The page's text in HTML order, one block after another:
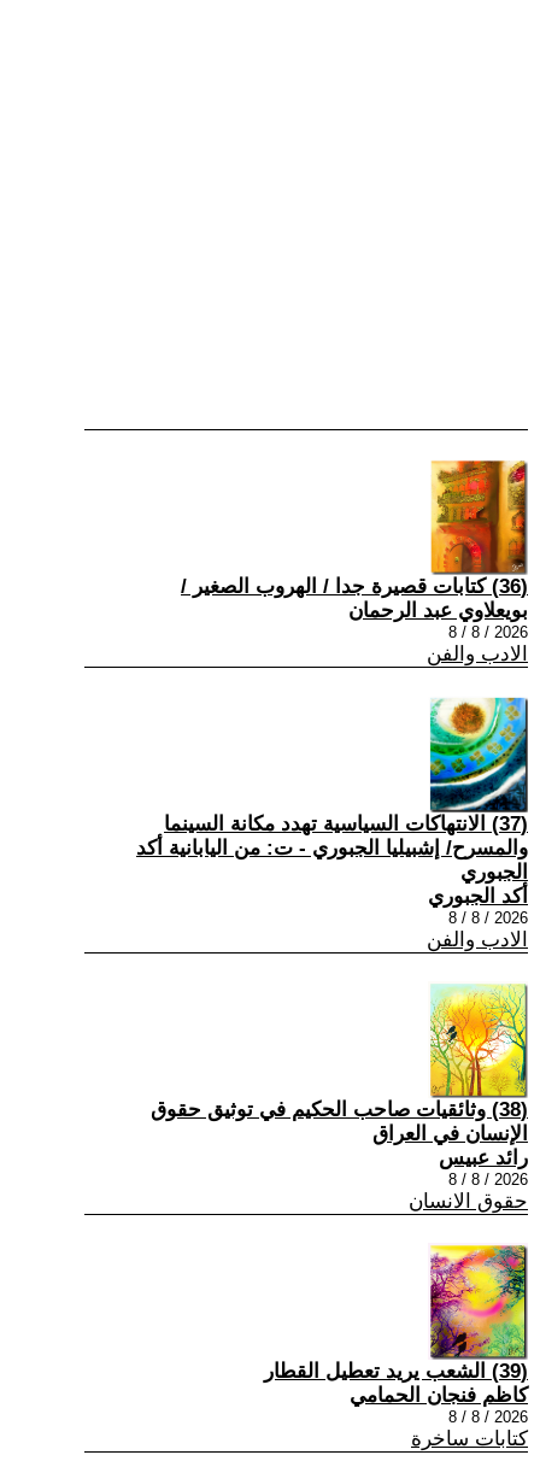
(36) كتابات قصيرة جدا / الهروب الصغير /
بويعلاوي عبد الرحمان
2026 / 8 / 8
الادب والفن
(37) الانتهاكات السياسية تهدد مكانة السينما
والمسرح/ إشبيليا الجبوري - ت: من اليابانية أكد
الجبوري
أكد الجبوري
2026 / 8 / 8
الادب والفن
(38) وثائقيات صاحب الحكيم في توثيق حقوق
الإنسان في العراق
رائد عبيس
2026 / 8 / 8
حقوق الانسان
(39) الشعب يريد تعطيل القطار
كاظم فنجان الحمامي
2026 / 8 / 8
كتابات ساخرة